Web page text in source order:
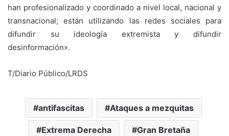
han profesionalizado y coordinado a nivel local, nacional y
transnacional; están utilizando las redes sociales para
difundir su ideología extremista y difundir
desinformación».
T/Diario Público/LRDS
antifascitas Ataques a mezquitas
Extrema Derecha Gran Bretaña